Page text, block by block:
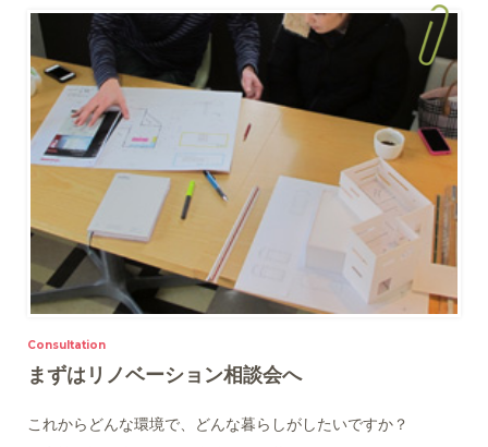
Consultation
まずはリノベーション相談会へ
これからどんな環境で、どんな暮らしがしたいですか？